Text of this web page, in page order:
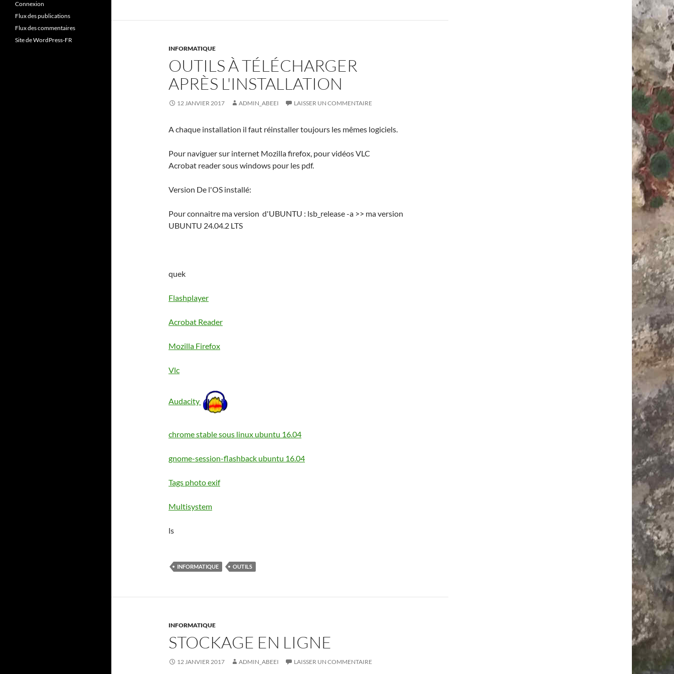
INFORMATIQUE
OUTILS À TÉLÉCHARGER
APRÈS L'INSTALLATION
12 JANVIER 2017 ADMIN_ABEEI LAISSER UN COMMENTAIRE
A chaque installation il faut réinstaller toujours les mêmes logiciels.
Pour naviguer sur internet Mozilla firefox, pour vidéos VLC
Acrobat reader sous windows pour les pdf.
Version De l'OS installé:
Pour connaitre ma version d'UBUNTU : lsb_release -a >> ma version
UBUNTU 24.04.2 LTS
quek
Flashplayer
Acrobat Reader
Mozilla Firefox
Vlc
Audacity
chrome stable sous linux ubuntu 16.04
gnome-session-flashback ubuntu 16.04
Tags photo exif
Multisystem
ls
INFORMATIQUE OUTILS
INFORMATIQUE
STOCKAGE EN LIGNE
12 JANVIER 2017 ADMIN_ABEEI LAISSER UN COMMENTAIRE
Connexion
Flux des publications
Flux des commentaires
Site de WordPress-FR